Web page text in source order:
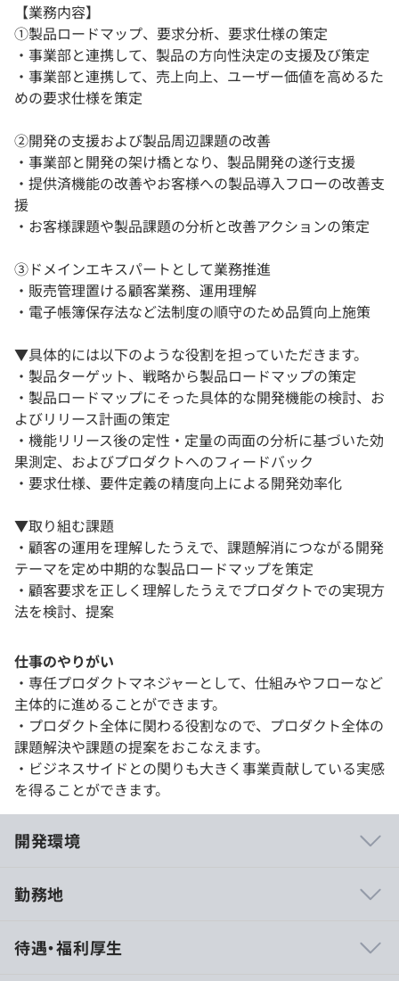
【業務内容】
①製品ロードマップ、要求分析、要求仕様の策定
・事業部と連携して、製品の方向性決定の支援及び策定
・事業部と連携して、売上向上、ユーザー価値を高めるた
めの要求仕様を策定
②開発の支援および製品周辺課題の改善
・事業部と開発の架け橋となり、製品開発の遂行支援
・提供済機能の改善やお客様への製品導入フローの改善支
援
・お客様課題や製品課題の分析と改善アクションの策定
③ドメインエキスパートとして業務推進
・販売管理置ける顧客業務、運用理解
・電子帳簿保存法など法制度の順守のため品質向上施策
▼具体的には以下のような役割を担っていただきます。
・製品ターゲット、戦略から製品ロードマップの策定
・製品ロードマップにそった具体的な開発機能の検討、お
よびリリース計画の策定
・機能リリース後の定性・定量の両面の分析に基づいた効
果測定、およびプロダクトへのフィードバック
・要求仕様、要件定義の精度向上による開発効率化
▼取り組む課題
・顧客の運用を理解したうえで、課題解消につながる開発
テーマを定め中期的な製品ロードマップを策定
・顧客要求を正しく理解したうえでプロダクトでの実現方
法を検討、提案
仕事のやりがい
・専任プロダクトマネジャーとして、仕組みやフローなど
主体的に進めることができます。
・プロダクト全体に関わる役割なので、プロダクト全体の
課題解決や課題の提案をおこなえます。
・ビジネスサイドとの関りも大きく事業貢献している実感
を得ることができます。
開発環境
術・ノウハウがあり、業界でもトップレベルのWebアプリ
勤務地
待遇・福利厚生